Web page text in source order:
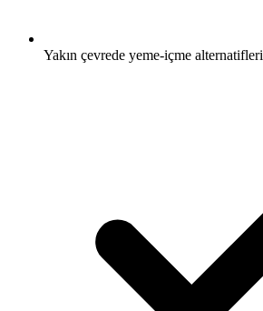
Yakın çevrede yeme-içme alternatifleri